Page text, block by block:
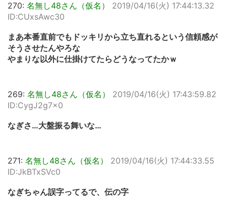
270: 名無し48さん（仮名）
2019/04/16(火) 17:44:13.32
ID:CUxsAwc30
まあ本番直前でもドッキリから立ち直れるという信頼感が
そうさせたんやろな
やまりな以外に仕掛けてたらどうなってたかｗ
269: 名無し48さん（仮名）
2019/04/16(火) 17:43:59.82
ID:CygJ2g7x0
なぎさ…大盤振る舞いな…
271: 名無し48さん（仮名）
2019/04/16(火) 17:44:33.55
ID:JkBTxSVc0
なぎちゃん誤字ってるで、伝の字